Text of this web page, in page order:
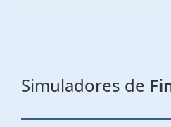
Simuladores de